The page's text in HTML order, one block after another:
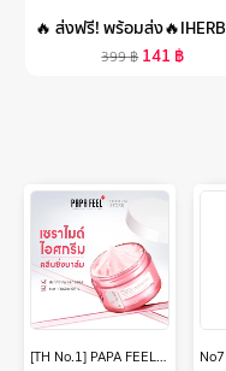
399฿ 141 ฿
[TH No.1] PAPA FEEL Ceramide คลีนซิ่งบาล์ม อ่อนโยน ไม่ระคายเคือง และบำรุงผิว ละลายเมคอัพเร็วใน คลีนหมดจด รูขุมขนและสิ่งสกปรก ไม่ง้อสำลี คลีนซิ่ง CleansingBalm 40g/70g - ทุกสภาพผิว